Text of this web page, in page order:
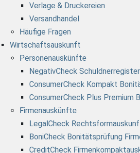
Verlage & Druckereien
Versandhandel
Häufige Fragen
Wirtschaftsauskunft
Personenauskünfte
NegativCheck
ConsumerCheck Kompakt
ConsumerCheck Plus Premium
Firmenauskünfte
LegalCheck
BoniCheck Bonitätsprüfung
CreditCheck